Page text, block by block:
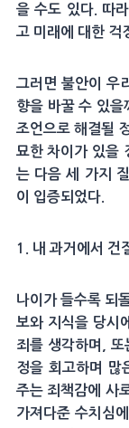
을 수도 있다. 따
고 미래에 대한 걱
그러면 불안이 우
향을 바꿀 수 있을
조언으로 해결될
묘한 차이가 있을
는 다음 세 가지
이 입증되었다.
1. 내 과거에서 건
나이가 들수록 되
보와 지식을 당시
죄를 생각하며,
정을 회고하며 많
주는 죄책감에 사
가져다준 수치심